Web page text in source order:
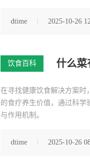
dtime 2025-10-26
饮食百科 什么菜
在寻找健康饮食解决方案时
的食疗养生价值，通过科学
与作用机制。
dtime 2025-10-26